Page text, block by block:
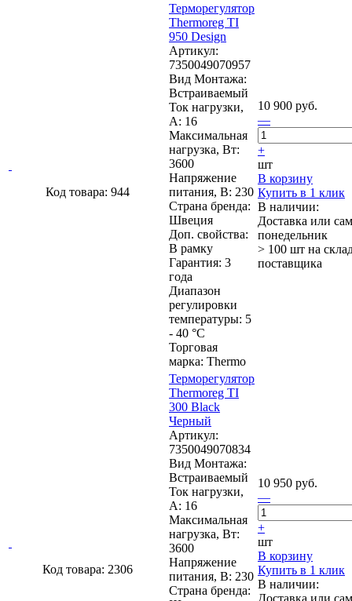
Код товара: 944
Терморегулятор
Thermoreg TI
950 Design
Артикул:
7350049070957
Вид Монтажа:
Встраиваемый
Ток нагрузки,
А: 16
Максимальная
нагрузка, Вт:
3600
Напряжение
питания, В: 230
Страна бренда:
Швеция
Доп. свойства:
В рамку
Гарантия: 3
года
Диапазон
регулировки
температуры: 5
- 40 °C
Торговая
марка: Thermo
10 900 руб.
—
+
шт
В корзину
Купить в 1 клик
В наличии:
Доставка или
понедельник
> 100 шт на
поставщика
Код товара: 2306
Терморегулятор
Thermoreg TI
300 Black
Черный
Артикул:
7350049070834
Вид Монтажа:
Встраиваемый
Ток нагрузки,
А: 16
Максимальная
нагрузка, Вт:
3600
Напряжение
питания, В: 230
Страна бренда:
10 950 руб.
—
+
шт
В корзину
Купить в 1 клик
В наличии:
Доставка или